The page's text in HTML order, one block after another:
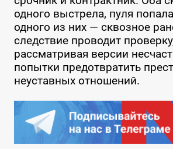
одного выстрела, пуля
одного из них — сквозное
следствие проводит
рассматривая версии
попытки предотвратить
неуставных отношений.